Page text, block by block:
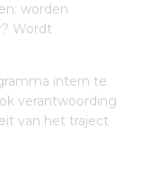
worden
Wordt
intern te
verantwoording
van het traject